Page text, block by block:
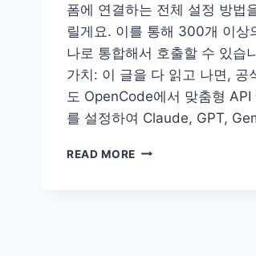
폼에 연결하는 전체 설정 방법
릴게요. 이를 통해 300개 이상
나로 통합해서 호출할 수 있습
가치: 이 글을 다 읽고 나면, 공
도 OpenCode에서 맞춤형 API
를 설정하여 Claude, GPT,
READ MORE OPENCODE